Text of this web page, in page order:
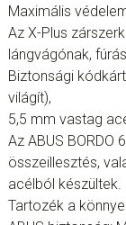
Maximális
Az X-Plus
lángvágónak,
Biztonsági
világít),
5,5 mm vastag
Az ABUS BORDO
összeillesztés,
acélból készültek.
Tartozék a